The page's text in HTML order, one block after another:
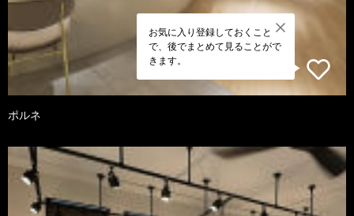
お気に入り登録しておくこと
で、後でまとめて見ることがで
きます。
ポルネ